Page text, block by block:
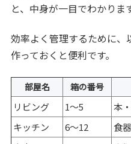
と、中身が一目でわかりま
効率よく管理するために、
作っておくと便利です。
部屋名 箱の番号
リビング 1～5 本
キッチン
6～12 食